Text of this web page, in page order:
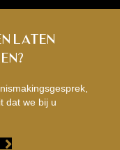
laten
dat we bij u